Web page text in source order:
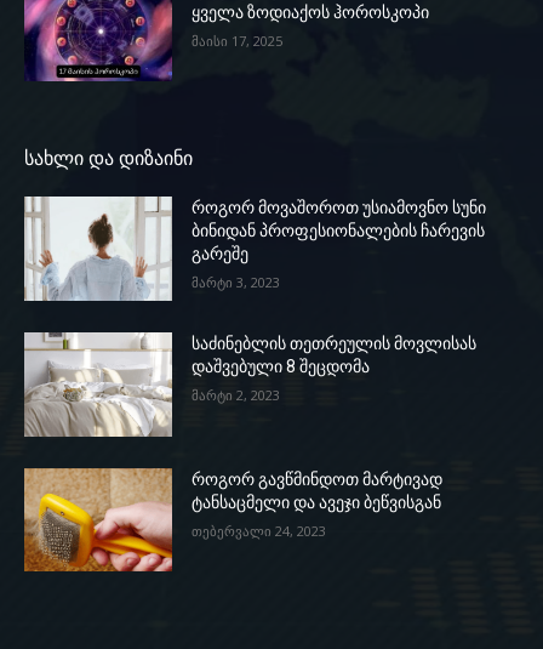
ყველა ზოდიაქოს ჰოროსკოპი
მაისი 17, 2025
სახლი და დიზაინი
როგორ მოვაშოროთ უსიამოვნო სუნი
ბინიდან პროფესიონალების ჩარევის
გარეშე
მარტი 3, 2023
საძინებლის თეთრეულის მოვლისას
დაშვებული 8 შეცდომა
მარტი 2, 2023
როგორ გავწმინდოთ მარტივად
ტანსაცმელი და ავეჯი ბეწვისგან
თებერვალი 24, 2023